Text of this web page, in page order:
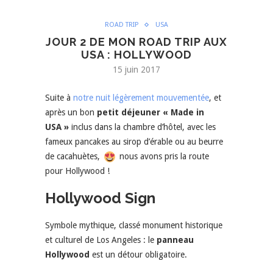
ROAD TRIP USA
JOUR 2 DE MON ROAD TRIP AUX
USA : HOLLYWOOD
15 juin 2017
Suite à notre nuit légèrement mouvementée, et
après un bon petit déjeuner « Made in
USA » inclus dans la chambre d’hôtel, avec les
fameux pancakes au sirop d’érable ou au beurre
de cacahuètes,
nous avons pris la route
pour Hollywood !
Hollywood Sign
Symbole mythique, classé monument historique
et culturel de Los Angeles : le panneau
Hollywood est un détour obligatoire.